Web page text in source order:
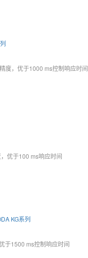
度，优于1000 ms控制响应时间
优于100 ms响应时间
KG系列
于1500 ms控制响应时间